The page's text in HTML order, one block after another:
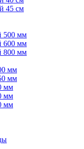
45 см
500 мм
600 мм
800 мм
мм
мм
мм
мм
мм